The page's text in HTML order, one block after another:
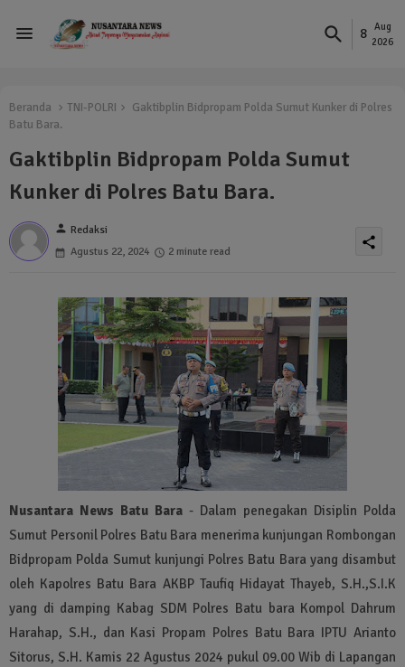
8
Aug
2026
Beranda TNI-POLRI
Gaktibplin Bidpropam Polda Sumut Kunker di Polres
Batu Bara.
Gaktibplin Bidpropam Polda Sumut
Kunker di Polres Batu Bara.
person Redaksi
Agustus 22, 2024
2 minute read
share
Nusantara News Batu Bara - Dalam penegakan Disiplin Polda
Sumut Personil Polres Batu Bara menerima kunjungan Rombongan
Bidpropam Polda Sumut kunjungi Polres Batu Bara yang disambut
oleh Kapolres Batu Bara AKBP Taufiq Hidayat Thayeb, S.H.,S.I.K
yang di damping Kabag SDM Polres Batu bara Kompol Dahrum
Harahap, S.H., dan Kasi Propam Polres Batu Bara IPTU Arianto
Sitorus, S.H. Kamis 22 Agustus 2024 pukul 09.00 Wib di Lapangan